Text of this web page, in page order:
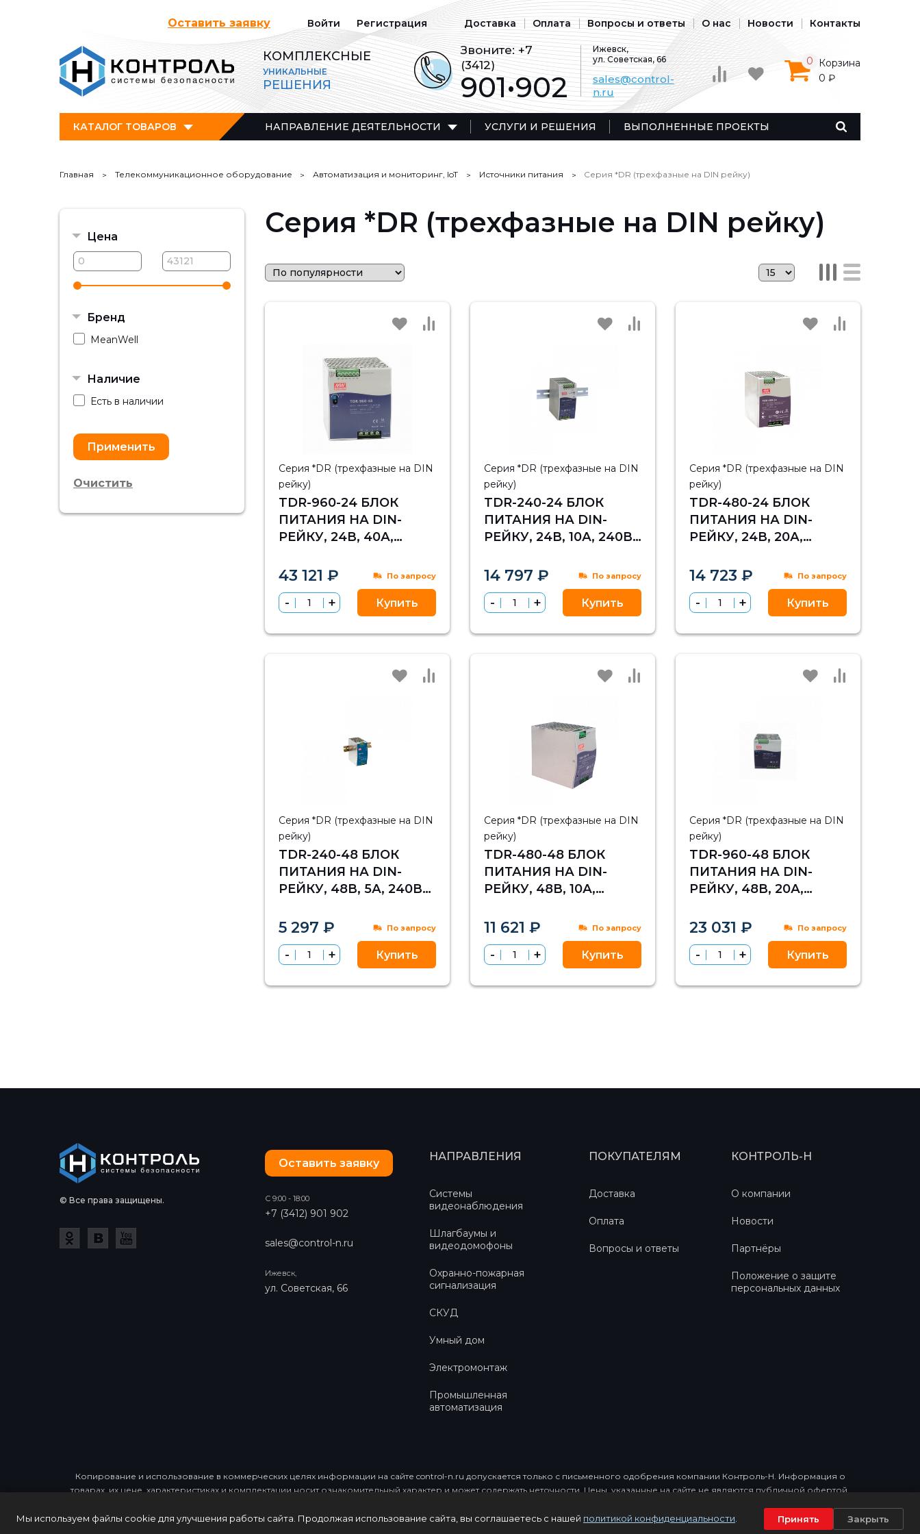
Оставить заявку Войти Регистрация Доставка Оплата Вопросы и ответы О нас Новости Контакты
КОМПЛЕКСНЫЕ
УНИКАЛЬНЫЕ
РЕШЕНИЯ
Звоните:+7
(3412)
901•902
Ижевск,
ул. Советская, 66
sales@control-
n.ru
Корзина
0
0 ₽
КАТАЛОГ ТОВАРОВ НАПРАВЛЕНИЕ ДЕЯТЕЛЬНОСТИ УСЛУГИ И РЕШЕНИЯ ВЫПОЛНЕННЫЕ ПРОЕКТЫ
Главная Телекоммуникационное оборудование Автоматизация и мониторинг, IoT Источники питания Серия *DR (трехфазные на DIN рейку)
Серия *DR (трехфазные на DIN рейку)
Серия *DR (трехфазные на DIN
рейку)
TDR-960-24 БЛОК
ПИТАНИЯ НА DIN-
РЕЙКУ, 24В, 40А,
43 121 ₽ По запросу
Купить
Серия *DR (трехфазные на DIN
рейку)
TDR-240-24 БЛОК
ПИТАНИЯ НА DIN-
РЕЙКУ, 24В, 10А, 240ВТ
14 797 ₽ По запросу
Купить
Серия *DR (трехфазные на DIN
рейку)
TDR-480-24 БЛОК
ПИТАНИЯ НА DIN-
РЕЙКУ, 24В, 20А,
14 723 ₽ По запросу
Купить
Серия *DR (трехфазные на DIN
рейку)
TDR-240-48 БЛОК
ПИТАНИЯ НА DIN-
РЕЙКУ, 48В, 5А, 240ВТ
5 297 ₽ По запросу
Купить
Серия *DR (трехфазные на DIN
рейку)
TDR-480-48 БЛОК
ПИТАНИЯ НА DIN-
РЕЙКУ, 48В, 10А,
11 621 ₽ По запросу
Купить
Серия *DR (трехфазные на DIN
рейку)
TDR-960-48 БЛОК
ПИТАНИЯ НА DIN-
РЕЙКУ, 48В, 20А,
23 031 ₽ По запросу
Купить
Цена
Бренд
MeanWell
Наличие
Есть в наличии
Очистить
© Все права защищены.
Оставить заявку
С 9:00 - 18:00
+7 (3412) 901 902
sales@control-n.ru
Ижевск,
ул. Советская, 66
НАПРАВЛЕНИЯ
Системы
видеонаблюдения
Шлагбаумы и
видеодомофоны
Охранно-пожарная
сигнализация
СКУД
Умный дом
Электромонтаж
Промышленная
автоматизация
ПОКУПАТЕЛЯМ
Доставка
Оплата
Вопросы и ответы
КОНТРОЛЬ-Н
О компании
Новости
Партнёры
Положение о защите
персональных данных
Копирование и использование в коммерческих целях информации на сайте control-n.ru допускается только с письменного одобрения компании Контроль-Н. Информация о
товарах, их цене, характеристиках и комплектации носит ознакомительный характер и может содержать неточности. Цены, указанные на сайте не являются публичной офертой.
Мы используем файлы cookie для улучшения работы сайта. Продолжая использование сайта, вы соглашаетесь с нашей политикой конфиденциальности Принять Закрыть